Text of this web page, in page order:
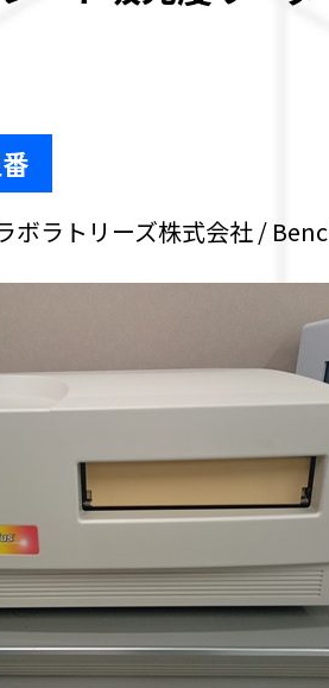
ボラトリーズ株式会社 /